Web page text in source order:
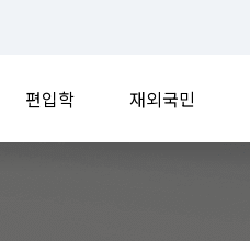
편입학 재외국민